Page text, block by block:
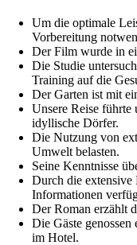
Um die optimale
Vorbereitung
Der Film wurde in
Die Studie
Training auf die
Der Garten ist mit
Unsere Reise führte
idyllische Dörfer.
Die Nutzung von
Umwelt belasten.
Seine Kenntnisse
Durch die extensive
Informationen
Der Roman erzählt
Die Gäste genossen
im Hotel.